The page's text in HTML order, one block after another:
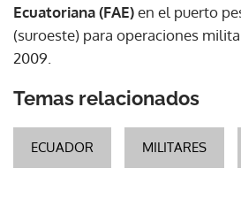
Ecuatoriana (FAE)en el puerto
(suroeste) para operaciones
2009.
Temas relacionados
ECUADOR MILITARES